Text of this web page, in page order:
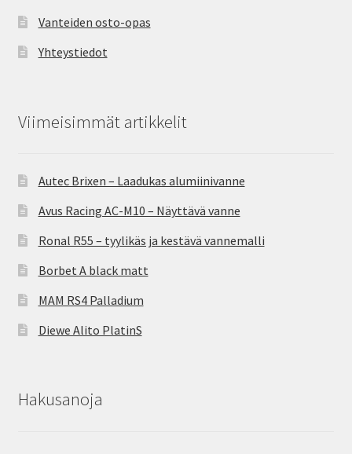
Vanteiden osto-opas
Yhteystiedot
Viimeisimmät artikkelit
Autec Brixen – Laadukas alumiinivanne
Avus Racing AC-M10 – Näyttävä vanne
Ronal R55 – tyylikäs ja kestävä vannemalli
Borbet A black matt
MAM RS4 Palladium
Diewe Alito PlatinS
Hakusanoja